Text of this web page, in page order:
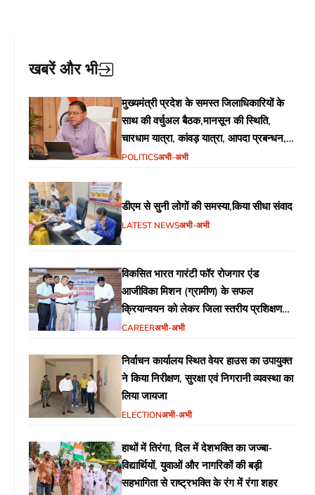
खबरें और भी
मुख्यमंत्री प्रदेश के समस्त जिलाधिकारियों के
साथ की वर्चुअल बैठक,मानसून की स्थिति,
चारधाम यात्रा, कांवड़ यात्रा, आपदा प्रबन्धन,
जन-जन के द्वार कार्यक्रम, सत्यापन अभियान,
निर्देश
POLITICSअभी-अभी
डीएम से सुनी लोगों की समस्या,किया सीधा संवाद
LATEST NEWSअभी-अभी
विकसित भारत गारंटी फॉर रोजगार एंड
आजीविका मिशन (ग्रामीण) के सफल
क्रियान्वयन को लेकर जिला स्तरीय प्रशिक्षण
आयोजित
CAREERअभी-अभी
निर्वाचन कार्यालय स्थित वेयर हाउस का उपायुक्त
ने किया निरीक्षण, सुरक्षा एवं निगरानी व्यवस्था का
लिया जायजा
ELECTIONअभी-अभी
हाथों में तिरंगा, दिल में देशभक्ति का जज्बा-
विद्यार्थियों, युवाओं और नागरिकों की बड़ी
सहभागिता से राष्ट्रभक्ति के रंग में रंगा शहर